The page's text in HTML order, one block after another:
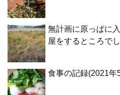
無計画に原っぱに
屋をするところで
食事の記録(2021年